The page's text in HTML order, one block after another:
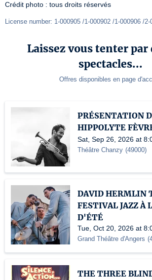
Crédit photo : tous droits réservés
License number: 1-000905 /1-000902 /1-000906 /
Laissez vous tenter
spectacles...
Offres disponibles en page
PRÉSENTATION
HIPPOLYTE
Sat, Sep 26, 2026 at
Théâtre Chanzy (49000)
DAVID HERMLIN
FESTIVAL JAZZ À
D'ÉTÉ
Tue, Oct 20, 2026 at
Grand Théâtre d'Angers (
THE THREE